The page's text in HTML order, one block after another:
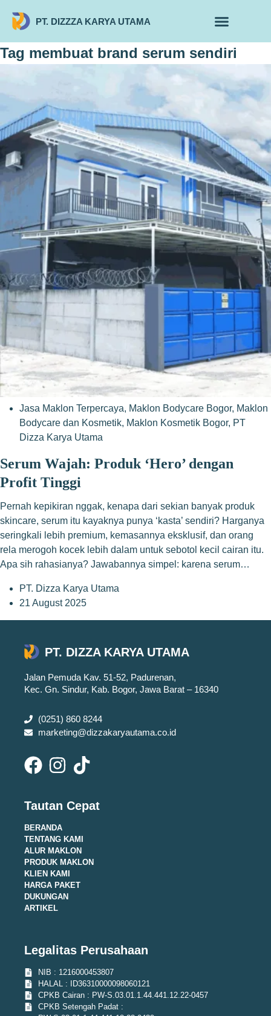
PT. DIZZZA KARYA UTAMA
Tag membuat brand serum sendiri
Jasa Maklon Terpercaya, Maklon Bodycare Bogor, Maklon
Bodycare dan Kosmetik, Maklon Kosmetik Bogor, PT
Dizza Karya Utama
Serum Wajah: Produk ‘Hero’ dengan
Profit Tinggi
Pernah kepikiran nggak, kenapa dari sekian banyak produk
skincare, serum itu kayaknya punya ‘kasta’ sendiri? Harganya
seringkali lebih premium, kemasannya eksklusif, dan orang
rela merogoh kocek lebih dalam untuk sebotol kecil cairan itu.
Apa sih rahasianya? Jawabannya simpel: karena serum…
PT. Dizza Karya Utama
21 August 2025
PT. DIZZA KARYA UTAMA
Jalan Pemuda Kav. 51-52, Padurenan,
Kec. Gn. Sindur, Kab. Bogor, Jawa Barat – 16340
(0251) 860 8244
marketing@dizzakaryautama.co.id
Tautan Cepat
BERANDA
TENTANG KAMI
ALUR MAKLON
PRODUK MAKLON
KLIEN KAMI
HARGA PAKET
DUKUNGAN
ARTIKEL
Legalitas Perusahaan
NIB : 1216000453807
HALAL : ID36310000098060121
CPKB Cairan : PW-S.03.01.1.44.441.12.22-0457
CPKB Setengah Padat :